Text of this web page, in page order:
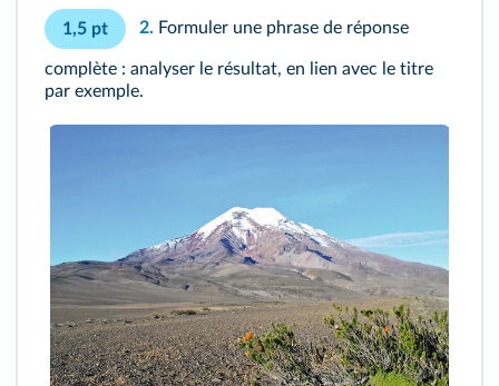
1,5 pt 2. Formuler une phrase de réponse
complète : analyser le résultat, en lien avec le titre
par exemple.